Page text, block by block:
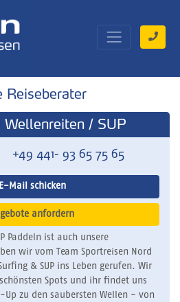
Reiseberater
Wellenreiten / SUP
+49 441- 93 65 75 65
E-Mail schicken
anfordern
Paddeln ist auch unsere
wir vom Team Sportreisen Nord
& SUP ins Leben gerufen. Wir
Spots und ihr findet uns
Up zu den saubersten Wellen - von